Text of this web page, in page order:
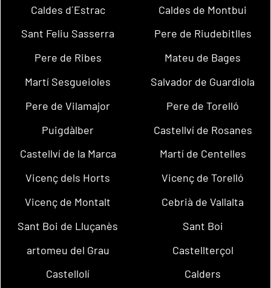
Caldes d´Estrac
Caldes de Montbui
Sant Feliu Sasserra
Pere de Riudebitlles
Pere de Ribes
Mateu de Bages
Martí Sesgueioles
Salvador de Guardiola
Pere de Vilamajor
Pere de Torelló
Puigdàlber
Castellví de Rosanes
Castellví de la Marca
Martí de Centelles
Vicenç dels Horts
Vicenç de Torelló
Vicenç de Montalt
Cebrià de Vallalta
Sant Boi de Lluçanès
Sant Boi
artomeu del Grau
Castellterçol
Castellolí
Calders